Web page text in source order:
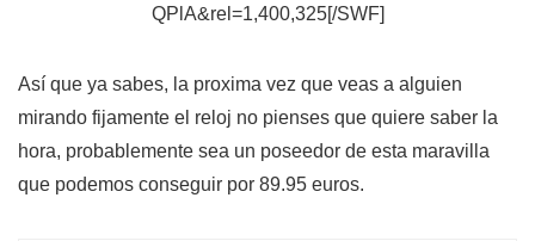
QPlA&rel=1,400,325[/SWF]
Así que ya sabes, la proxima vez que veas a alguien
mirando fijamente el reloj no pienses que quiere saber la
hora, probablemente sea un poseedor de esta maravilla
que podemos conseguir por 89.95 euros.